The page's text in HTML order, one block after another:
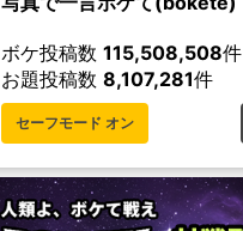
ボケ投稿数 115,508,508件
お題投稿数 8,107,281件
セーフモード オン